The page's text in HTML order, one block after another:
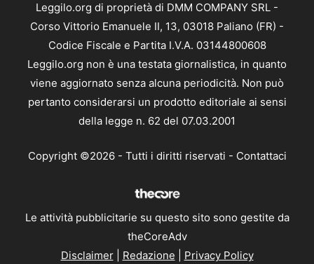
Leggilo.org di proprietà di DMM COMPANY SRL -
Corso Vittorio Emanuele II, 13, 03018 Paliano (FR) -
Codice Fiscale e Partita I.V.A. 03144800608
Leggilo.org non è una testata giornalistica, in quanto
viene aggiornato senza alcuna periodicità. Non può
pertanto considerarsi un prodotto editoriale ai sensi
della legge n. 62 del 07.03.2001
Copyright ©2026 - Tutti i diritti riservati - Contattaci
Le attività pubblicitarie su questo sito sono gestite da
theCoreAdv
Disclaimer| Redazione Privacy Policy